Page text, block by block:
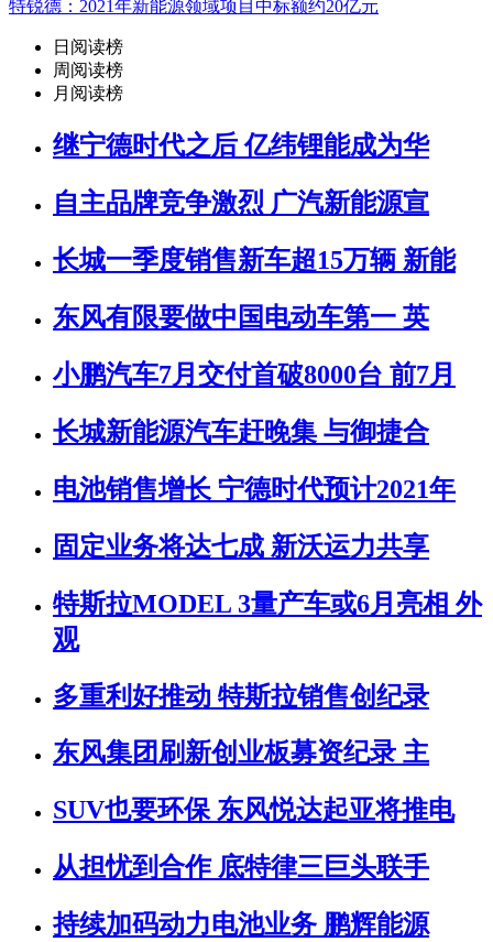
特锐德：2021年新能源领域项目中标额约20亿元
日阅读榜
周阅读榜
月阅读榜
继宁德时代之后 亿纬锂能成为华
自主品牌竞争激烈 广汽新能源宣
长城一季度销售新车超15万辆 新能
东风有限要做中国电动车第一 英
小鹏汽车7月交付首破8000台 前7月
长城新能源汽车赶晚集 与御捷合
电池销售增长 宁德时代预计2021年
固定业务将达七成 新沃运力共享
特斯拉MODEL 3量产车或6月亮相 外
观
多重利好推动 特斯拉销售创纪录
东风集团刷新创业板募资纪录 主
SUV也要环保 东风悦达起亚将推电
从担忧到合作 底特律三巨头联手
持续加码动力电池业务 鹏辉能源